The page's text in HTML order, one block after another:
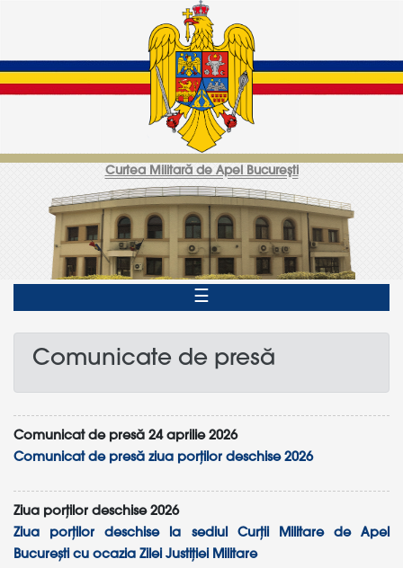
Curtea Militară de Apel Bucureşti
☰
Comunicate de presă
Comunicat de presă 24 aprilie 2026
Comunicat de presă ziua porților deschise 2026
Ziua porților deschise 2026
Ziua porților deschise la sediul Curții Militare de Apel
București cu ocazia Zilei Justiției Militare